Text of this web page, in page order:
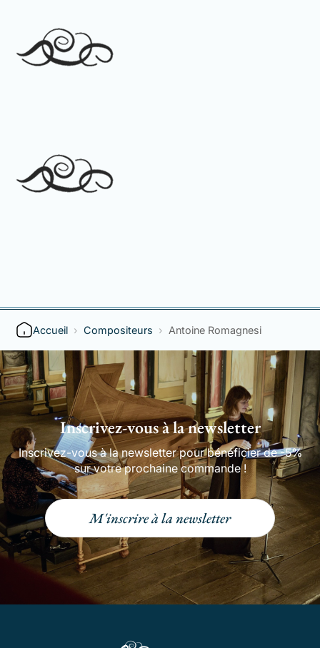
Accueil › Compositeurs › Antoine Romagnesi
Inscrivez-vous à la newsletter
Inscrivez-vous à la newsletter pour bénéficier de -5%
sur votre prochaine commande !
M'inscrire à la newsletter